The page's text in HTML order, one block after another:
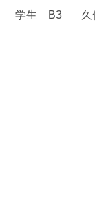
学生 B3 久保